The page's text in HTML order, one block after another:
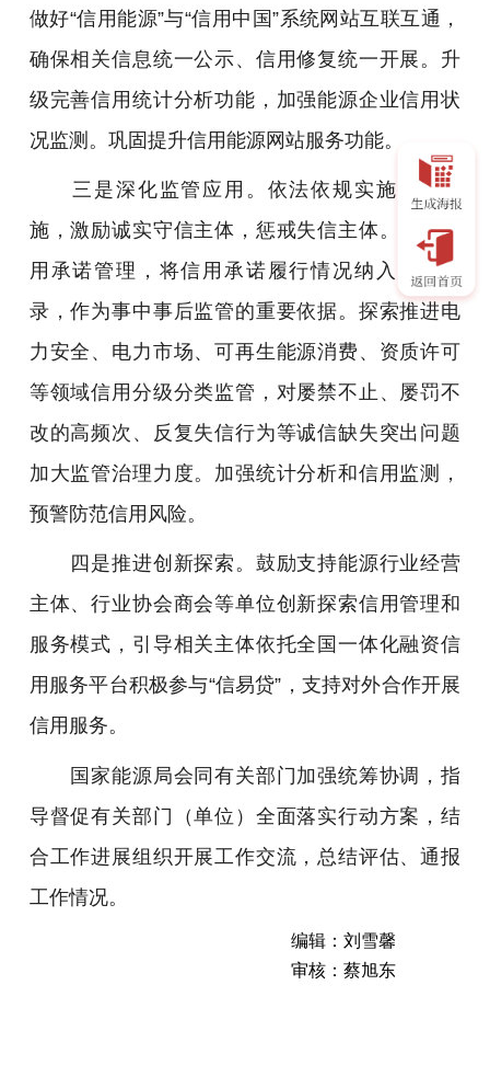
做好“信用能源”与“信用中国”系统网站互联互通，
确保相关信息统一公示、信用修复统一开展。升
级完善信用统计分析功能，加强能源企业信用状
况监测。巩固提升信用能源网站服务功能。
三是深化监管应用。依法依规实施信用措
施，激励诚实守信主体，惩戒失信主体。加强信
用承诺管理，将信用承诺履行情况纳入信用记
录，作为事中事后监管的重要依据。探索推进电
力安全、电力市场、可再生能源消费、资质许可
等领域信用分级分类监管，对屡禁不止、屡罚不
改的高频次、反复失信行为等诚信缺失突出问题
加大监管治理力度。加强统计分析和信用监测，
预警防范信用风险。
四是推进创新探索。鼓励支持能源行业经营
主体、行业协会商会等单位创新探索信用管理和
服务模式，引导相关主体依托全国一体化融资信
用服务平台积极参与“信易贷”，支持对外合作开展
信用服务。
国家能源局会同有关部门加强统筹协调，指
导督促有关部门（单位）全面落实行动方案，结
合工作进展组织开展工作交流，总结评估、通报
工作情况。
编辑：刘雪馨
审核：蔡旭东